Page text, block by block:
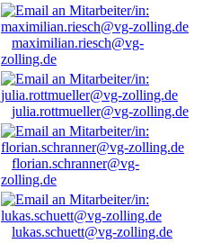
maximilian.riesch@vg-
zolling.de
julia.rottmueller@vg-zolling.de
florian.schranner@vg-
zolling.de
lukas.schuett@vg-zolling.de